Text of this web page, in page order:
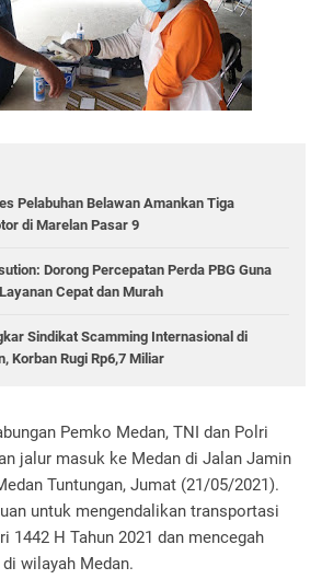
Pelabuhan Belawan Amankan Tiga
di Marelan Pasar 9
Dorong Percepatan Perda PBG Guna
Cepat dan Murah
Sindikat Scamming Internasional di
Korban Rugi Rp6,7 Miliar
Pemko Medan, TNI dan Polri
jalur masuk ke Medan di Jalan Jamin
Tuntungan, Jumat (21/05/2021).
untuk mengendalikan transportasi
1442 H Tahun 2021 dan mencegah
wilayah Medan.